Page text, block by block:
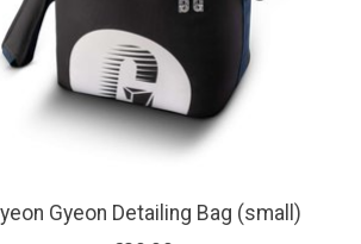
Gyeon Detailing Bag (small)